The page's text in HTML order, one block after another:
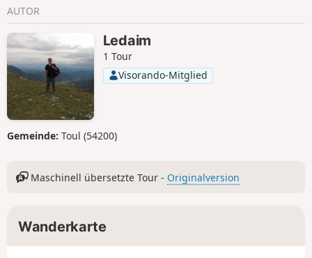
AUTOR
Ledaim
1 Tour
Visorando-Mitglied
Gemeinde: Toul (54200)
Maschinell übersetzte Tour - Originalversion
Wanderkarte